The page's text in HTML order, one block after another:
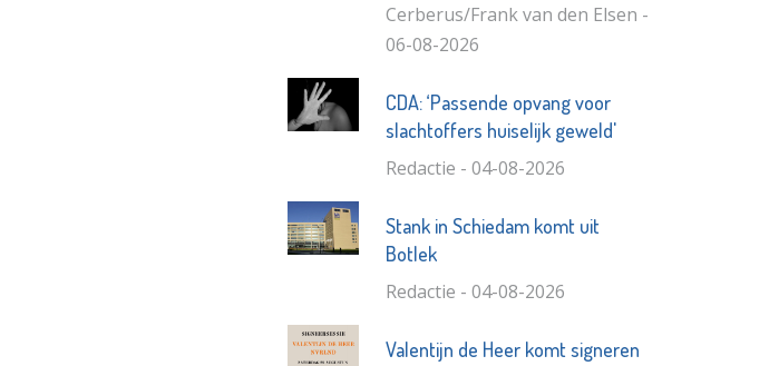
Cerberus/Frank van den Elsen -
06-08-2026
CDA: ‘Passende opvang voor
slachtoffers huiselijk geweld'
Redactie - 04-08-2026
Stank in Schiedam komt uit
Botlek
Redactie - 04-08-2026
Valentijn de Heer komt signeren